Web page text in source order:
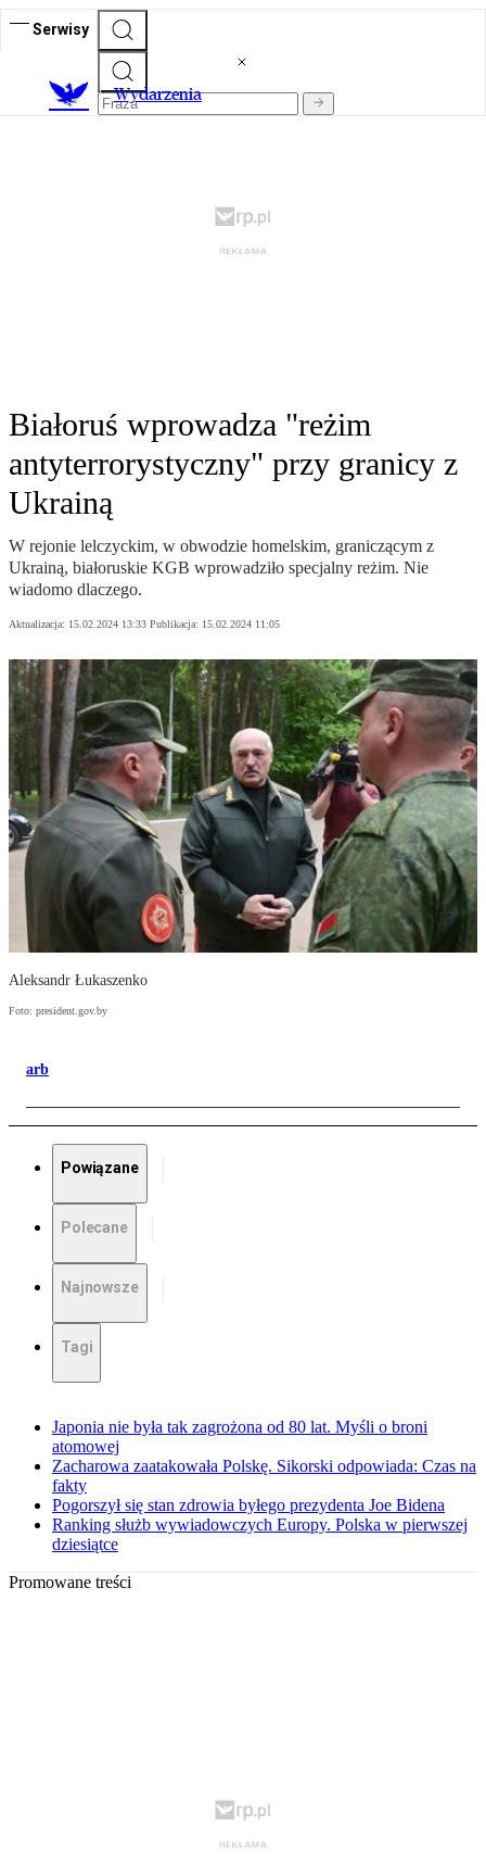
Serwisy
Wydarzenia
Białoruś wprowadza "reżim
antyterrorystyczny" przy granicy z
Ukrainą
W rejonie lelczyckim, w obwodzie homelskim, graniczącym z
Ukrainą, białoruskie KGB wprowadziło specjalny reżim. Nie
wiadomo dlaczego.
Aktualizacja: 15.02.2024 13:33 Publikacja: 15.02.2024 11:05
Aleksandr Łukaszenko
Foto: president.gov.by
arb
Powiązane
Polecane
Najnowsze
Tagi
Japonia nie była tak zagrożona od 80 lat. Myśli o broni
atomowej
Zacharowa zaatakowała Polskę. Sikorski odpowiada: Czas na
fakty
Pogorszył się stan zdrowia byłego prezydenta Joe Bidena
Ranking służb wywiadowczych Europy. Polska w pierwszej
dziesiątce
Promowane treści